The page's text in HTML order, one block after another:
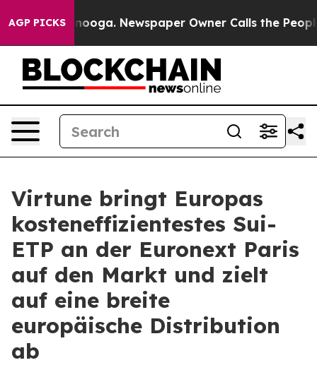
AGP PICKS
Chattanooga. Newspaper Owner Calls the People
Virtune bringt Europas
kosteneffizientestes Sui-
ETP an der Euronext Paris
auf den Markt und zielt
auf eine breite
europäische Distribution
ab